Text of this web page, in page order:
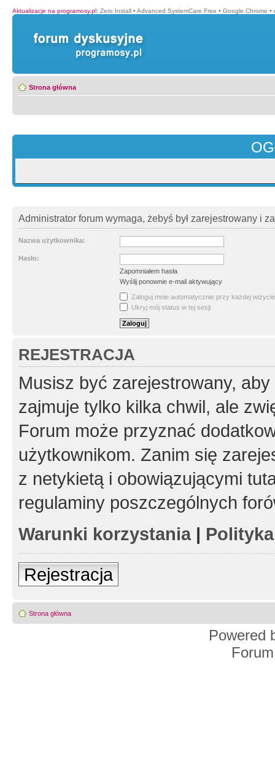
Aktualizacje na programosy.pl: Zero Install • Advanced SystemCare Free • Google Chrome •
Strona główna
Administrator forum wymaga, żebyś był zarejestrowany i
Nazwa użytkownika:
Hasło:
Zapomniałem hasła
Wyślij ponownie e-mail aktywujący
Zaloguj mnie automatycznie przy każdej wizycie
Ukryj mój status w tej sesji
REJESTRACJA
Musisz być zarejestrowany,
zajmuje tylko kilka chwil, ale
Forum może przyznać
użytkownikom. Zanim się
z netykietą i obowiązującymi
regulaminy poszczególnych
Warunki korzystania|
Rejestracja
Strona główna
Powered